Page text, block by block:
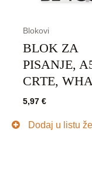
Blokovi
BLOK ZA
PISANJE,
CRTE,
5,97€
Dodaj u listu